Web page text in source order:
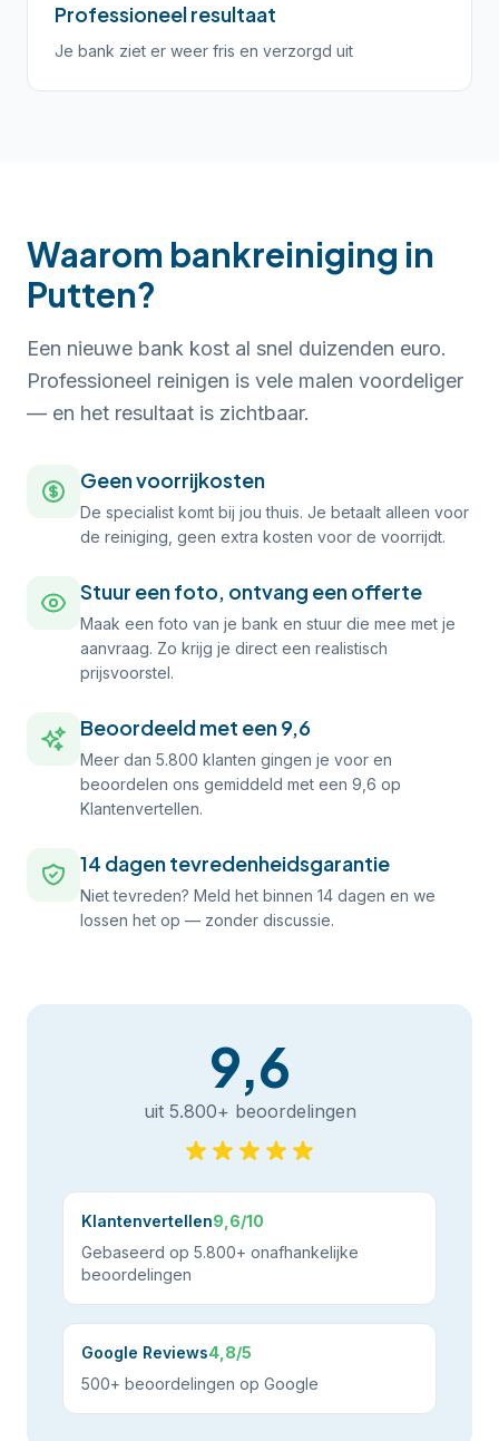
Professioneel resultaat
Je bank ziet er weer fris en verzorgd uit
Waarom bankreiniging in
Putten?
Een nieuwe bank kost al snel duizenden euro.
Professioneel reinigen is vele malen voordeliger
— en het resultaat is zichtbaar.
Geen voorrijkosten
De specialist komt bij jou thuis. Je betaalt alleen voor
de reiniging, geen extra kosten voor de voorrijdt.
Stuur een foto, ontvang een offerte
Maak een foto van je bank en stuur die mee met je
aanvraag. Zo krijg je direct een realistisch
prijsvoorstel.
Beoordeeld met een 9,6
Meer dan 5.800 klanten gingen je voor en
beoordelen ons gemiddeld met een 9,6 op
Klantenvertellen.
14 dagen tevredenheidsgarantie
Niet tevreden? Meld het binnen 14 dagen en we
lossen het op — zonder discussie.
9,6
uit 5.800+ beoordelingen
Klantenvertellen9,6/10
Gebaseerd op 5.800+ onafhankelijke
beoordelingen
Google Reviews4,8/5
500+ beoordelingen op Google